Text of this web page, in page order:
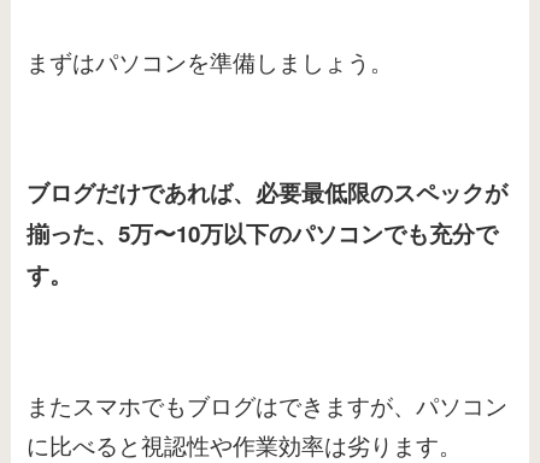
まずはパソコンを準備しましょう。
ブログだけであれば、必要最低限のスペックが
揃った、5万〜10万以下のパソコンでも充分で
す。
またスマホでもブログはできますが、パソコン
に比べると視認性や作業効率は劣ります。